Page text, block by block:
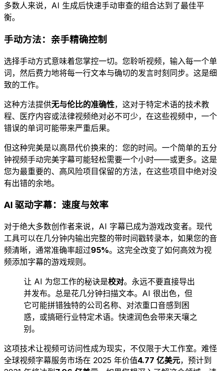
多数人来说，AI 生成后快速手动审查的组合达到了最佳平
衡。
手动方法：亲手精确控制
选择手动方式意味着您掌控一切。您聆听视频，输入每一个单
词，然后费力地将每一行文本与确切的发言时刻同步。这是细
致的工作。
这种方法提供无与伦比的准确性，这对于特定术语的技术教
程、医疗内容或法律视频绝对必不可少，在这些视频中，一个
错误的单词可能带来严重后果。
但这种完美是以高昂代价换来的：您的时间。一个简单的五分
钟视频手动完美字幕可能轻松需要一个小时——或更多。这是
您为最重要的、高风险项目保留的方法，在这些项目中绝对没
有出错的余地。
AI 驱动字幕：速度与效率
对于绝大多数创作者来说，AI 字幕已成为游戏改变者。现代
工具可以在几分钟内输出完整的带时间戳转录本，如果您的音
频清晰，通常准确率超过95%。这完全改变了如何高效为视
频添加字幕的游戏规则。
让 AI 为您工作的秘诀是校对。永远不要直接导出
并发布。总是花几分钟扫描文本。AI 很出色，但
它可能拼错独特的公司名称、对浓重口音感到困
惑，或搞砸行业特定术语。快速润色会带来天壤之
别。
这项技术让视频可访问性成为现实，不仅限于大工作室。难怪
全球视频字幕服务市场在 2025 年价值4.77 亿美元，预计到